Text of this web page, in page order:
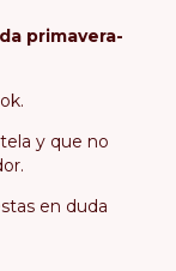
primavera-
y que no
en duda